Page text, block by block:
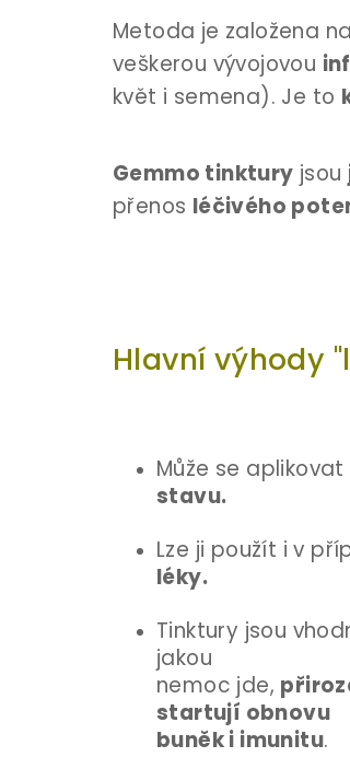
Metoda je založena
veškerou vývojovou
květ i semena). Je to
Gemmo tinktury jsou
přenos léčivého
Hlavní výhody
Může se aplikovat
stavu.
Lze ji použít i v
léky.
Tinktury jsou
jakou
nemoc jde,
startují obnovu
buněk i imunitu.